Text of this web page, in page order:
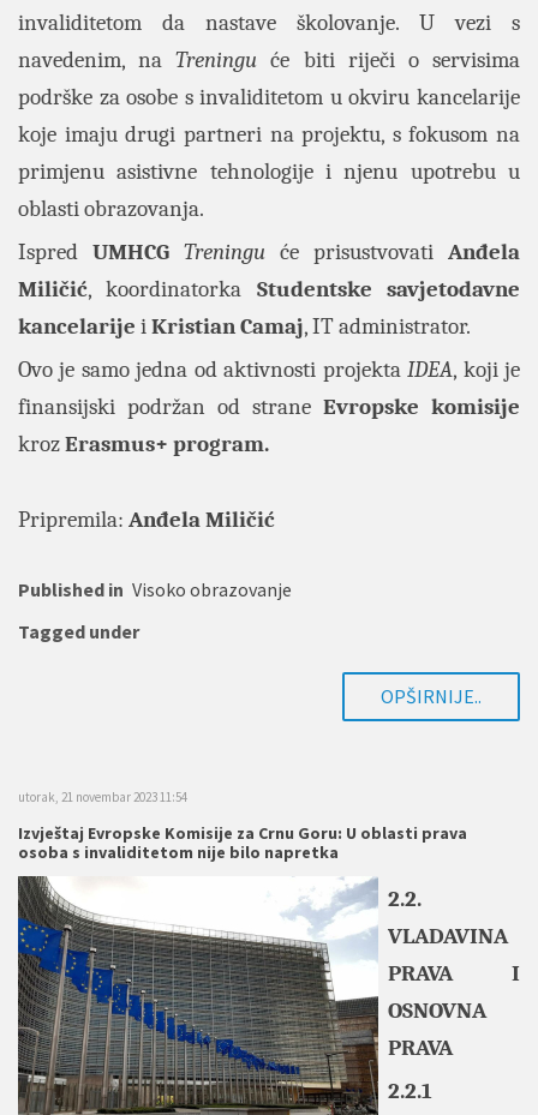
invaliditetom da nastave školovanje. U vezi s
navedenim, naTreningu će biti riječi o servisima
podrške za osobe s invaliditetom u okviru kancelarije
koje imaju drugi partneri na projektu, s fokusom na
primjenu asistivne tehnologije i njenu upotrebu u
oblasti obrazovanja.
Ispred UMHCG Treningu će prisustvovati Anđela
Miličić, koordinatorka Studentske savjetodavne
kancelarije iKristian Camaj, IT administrator.
Ovo je samo jedna od aktivnosti projektaIDEA, koji je
finansijski podržan od strane Evropske komisije
krozErasmus+ program.
Pripremila: Anđela Miličić
Published in Visoko obrazovanje
Tagged under
OPŠIRNIJE..
utorak, 21 novembar 2023 11:54
Izvještaj Evropske Komisije za Crnu Goru: U oblasti prava
osoba s invaliditetom nije bilo napretka
2.2.
VLADAVINA
PRAVA I
OSNOVNA
PRAVA
2.2.1